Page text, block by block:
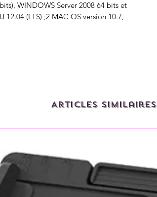
WINDOWS Server 2008 64 bits et
12.04 (LTS) ;2 MAC OS version 10.7,
Articles similaires